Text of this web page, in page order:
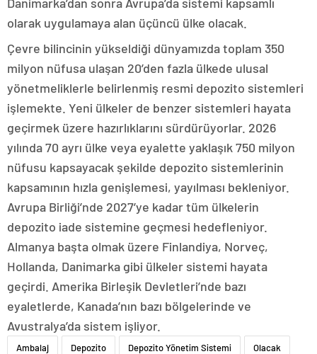
olarak uygulamaya alan üçüncü ülke olacak.
Çevre bilincinin yükseldiği dünyamızda toplam 350
milyon nüfusa ulaşan 20’den fazla ülkede ulusal
yönetmeliklerle belirlenmiş resmi depozito sistemleri
işlemekte. Yeni ülkeler de benzer sistemleri hayata
geçirmek üzere hazırlıklarını sürdürüyorlar. 2026
yılında 70 ayrı ülke veya eyalette yaklaşık 750 milyon
nüfusu kapsayacak şekilde depozito sistemlerinin
kapsamının hızla genişlemesi, yayılması bekleniyor.
Avrupa Birliği’nde 2027’ye kadar tüm ülkelerin
depozito iade sistemine geçmesi hedefleniyor.
Almanya başta olmak üzere Finlandiya, Norveç,
Hollanda, Danimarka gibi ülkeler sistemi hayata
geçirdi. Amerika Birleşik Devletleri’nde bazı
eyaletlerde, Kanada’nın bazı bölgelerinde ve
Avustralya’da sistem işliyor.
Ambalaj Depozito Depozito Yönetim Sistemi Olacak